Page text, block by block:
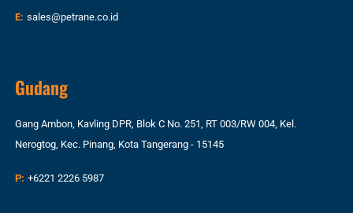
E: sales@petrane.co.id
Gudang
Gang Ambon, Kavling DPR, Blok C No. 251, RT 003/RW 004, Kel.
Nerogtog, Kec. Pinang, Kota Tangerang - 15145
P: +6221 2226 5987